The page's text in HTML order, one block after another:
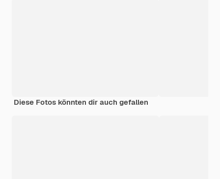
Diese Fotos könnten dir auch gefallen